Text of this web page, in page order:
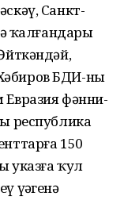
Санкт-
ҡалғандары
БДИ-ны
фәнни-
республика
150
указға ҡул
үҙәгенә